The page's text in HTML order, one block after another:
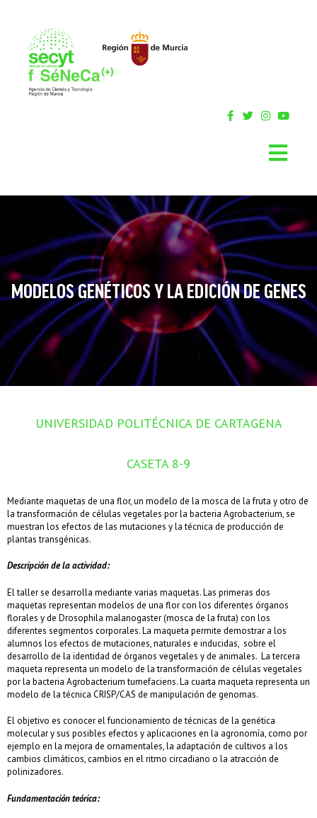
MODELOS GENÉTICOS Y LA EDICIÓN DE GENES
UNIVERSIDAD POLITÉCNICA DE CARTAGENA
CASETA 8-9
Mediante maquetas de una flor, un modelo de la mosca de la fruta y otro de
la transformación de células vegetales por la bacteria Agrobacterium, se
muestran los efectos de las mutaciones y la técnica de producción de
plantas transgénicas.
Descripción de la actividad:
El taller se desarrolla mediante varias maquetas. Las primeras dos
maquetas representan modelos de una flor con los diferentes órganos
florales y de Drosophila malanogaster (mosca de la fruta) con los
diferentes segmentos corporales. La maqueta permite demostrar a los
alumnos los efectos de mutaciones, naturales e inducidas, sobre el
desarrollo de la identidad de órganos vegetales y de animales. La tercera
maqueta representa un modelo de la transformación de células vegetales
por la bacteria Agrobacterium tumefaciens. La cuarta maqueta representa un
modelo de la técnica CRISP/CAS de manipulación de genomas.
El objetivo es conocer el funcionamiento de técnicas de la genética
molecular y sus posibles efectos y aplicaciones en la agronomía, como por
ejemplo en la mejora de ornamentales, la adaptación de cultivos a los
cambios climáticos, cambios en el ritmo circadiano o la atracción de
polinizadores.
Fundamentación teórica: